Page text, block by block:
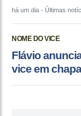
há um dia - Últimas
NOME DO VICE
Flávio
vice em